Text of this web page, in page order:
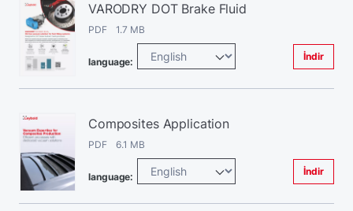
VARODRY DOT Brake Fluid
PDF 1.7 MB
language: İndir
Composites Application
PDF 6.1 MB
language: İndir